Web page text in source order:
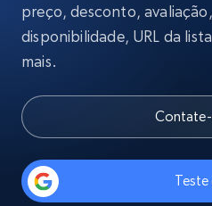
preço, desconto,
disponibilidade, URL da
mais.